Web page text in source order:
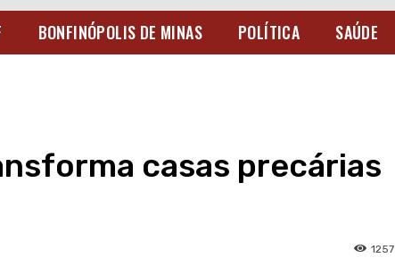
BONFINÓPOLIS DE MINAS POLÍTICA SAÚDE
casas precárias
1257